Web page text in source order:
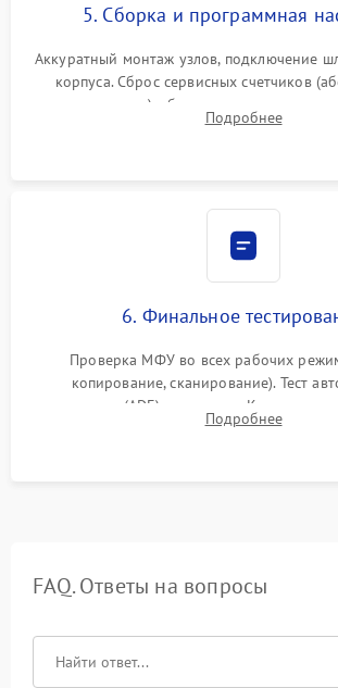
5. Сборка и программная
Аккуратный монтаж узлов, подключение
корпуса. Сброс сервисных счетчиков
закрепления), обновление прошивки и
калибровка цветопередачи иПодробнее
6. Финальное
Проверка МФУ во всех рабочих
копирование, сканирование). Тест
документов (ADF) и дуплекса. Контроль
на отсутствие серого фона, полос и
Подробнее
FAQ. Ответы на вопросы